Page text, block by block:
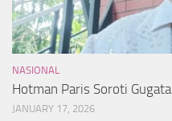
NASIONAL
Hotman Paris Soroti
JANUARY 17, 2026